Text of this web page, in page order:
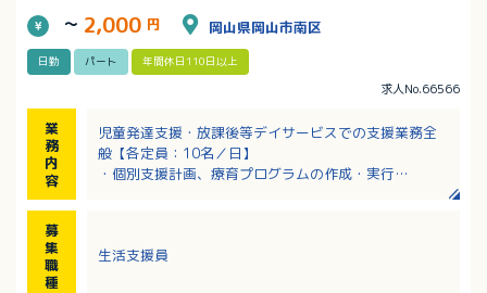
～ 2,000 円 岡山県岡山市南区
日勤 パート 年間休日110日以上
求人No.66566
業
務
内
容
児童発達支援・放課後等デイサービスでの支援業務全
般【各定員：10名／日】
・個別支援計画、療育プログラムの作成・実行
※近隣への送迎業務をお願いする事があります
募
集
職
種
生活支援員